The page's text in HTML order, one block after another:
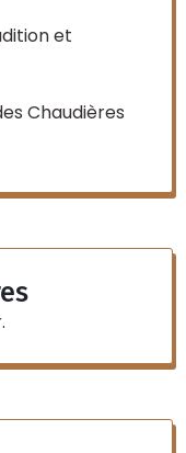
et
Chaudières